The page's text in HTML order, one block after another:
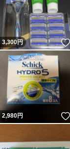
3,300円
2,980円